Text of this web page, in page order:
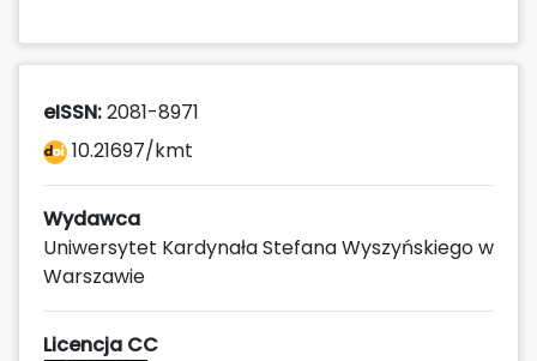
eISSN:2081-8971
10.21697/kmt
Wydawca
Uniwersytet Kardynała Stefana Wyszyńskiego w
Warszawie
Licencja CC